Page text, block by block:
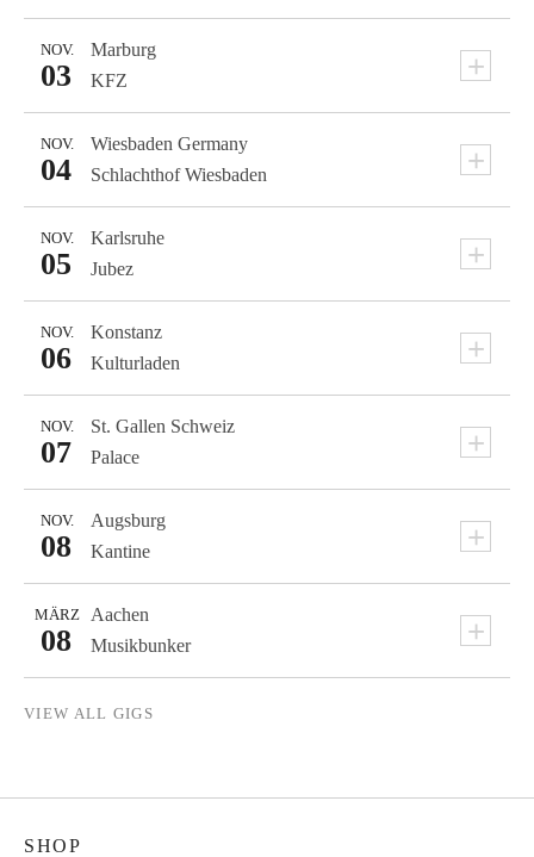
Marburg +
NOV.
03 KFZ
Wiesbaden Germany +
NOV.
04 Schlachthof Wiesbaden
Karlsruhe +
NOV.
05 Jubez
Konstanz +
NOV.
06 Kulturladen
St. Gallen Schweiz +
NOV.
07 Palace
Augsburg +
NOV.
08 Kantine
Aachen +
MÄRZ
08 Musikbunker
VIEW ALL GIGS
SHOP